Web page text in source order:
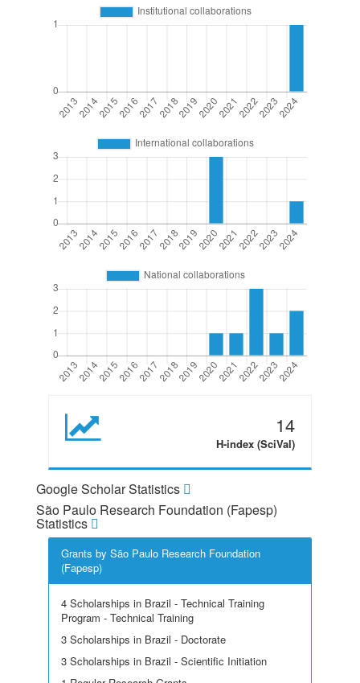
14
H-index (SciVal)
Google Scholar Statistics
São Paulo Research Foundation (Fapesp)
Statistics
Grants by São Paulo Research Foundation
(Fapesp)
4 Scholarships in Brazil - Technical Training
Program - Technical Training
3 Scholarships in Brazil - Doctorate
3 Scholarships in Brazil - Scientific Initiation